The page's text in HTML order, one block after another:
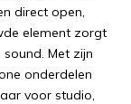
direct open,
element zorgt
Met zijn
onderdelen
voor studio,